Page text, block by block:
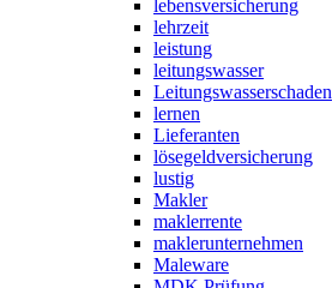
lebensversicherung
lehrzeit
leistung
leitungswasser
Leitungswasserschaden
lernen
Lieferanten
lösegeldversicherung
lustig
Makler
maklerrente
maklerunternehmen
Maleware